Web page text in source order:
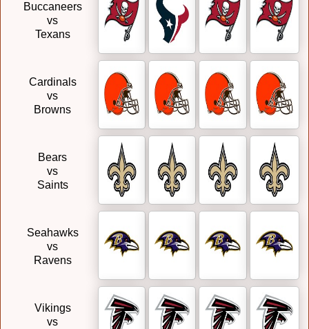
Buccaneers
vs
Texans
Cardinals
vs
Browns
Bears
vs
Saints
Seahawks
vs
Ravens
Vikings
vs